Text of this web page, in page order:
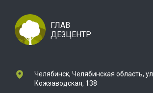
ГЛАВ
ДЕЗЦЕНТР
Челябинск, Челябинская область, ул.
Кожзаводская, 138